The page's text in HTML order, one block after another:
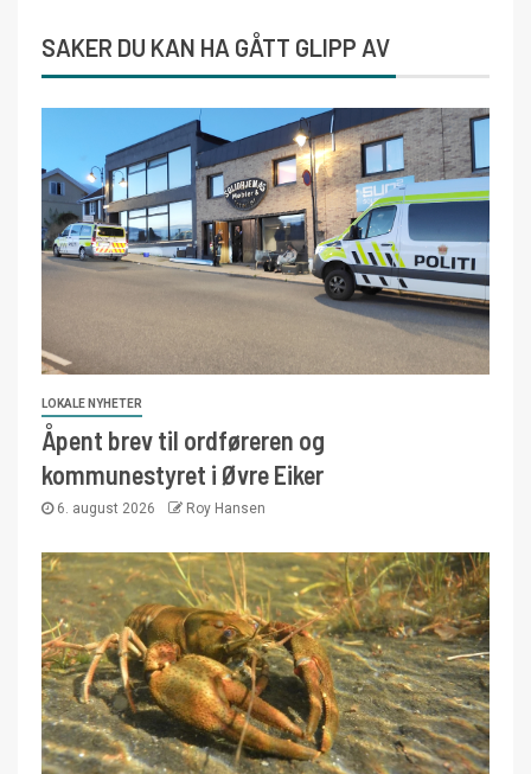
SAKER DU KAN HA GÅTT GLIPP AV
LOKALE NYHETER
Åpent brev til ordføreren og
kommunestyret i Øvre Eiker
6. august 2026 Roy Hansen